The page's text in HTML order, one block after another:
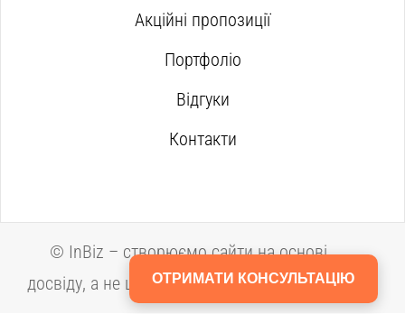
Акційні пропозиції
Портфоліо
Відгуки
Контакти
ОТРИМАТИ КОНСУЛЬТАЦІЮ
© InBiz – створюємо сайти на основі
досвіду, а не шаблонів